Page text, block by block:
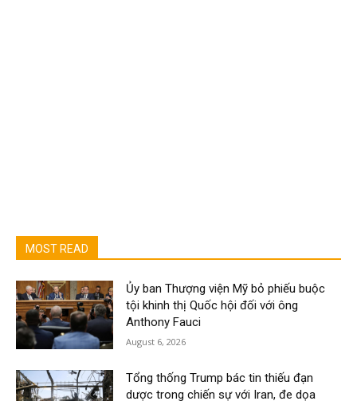
MOST READ
Ủy ban Thượng viện Mỹ bỏ phiếu buộc
tội khinh thị Quốc hội đối với ông
Anthony Fauci
August 6, 2026
Tổng thống Trump bác tin thiếu đạn
dược trong chiến sự với Iran, đe dọa